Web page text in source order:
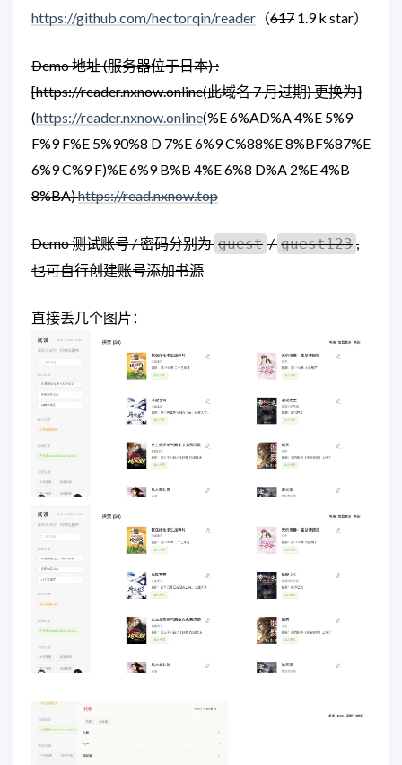
https://github.com/hectorqin/reader （617 1.9 k star）
Demo 地址 (服务器位于日本) :
[https://reader.nxnow.online(此域名 7 月过期) 更换为]
(https://reader.nxnow.online(%E 6%AD%A 4%E 5%9
F%9 F%E 5%90%8 D 7%E 6%9 C%88%E 8%BF%87%E
6%9 C%9 F)%E 6%9 B%B 4%E 6%8 D%A 2%E 4%B
8%BA)https://read.nxnow.top
Demo 测试账号 / 密码分别为 guest / guest123 ,
也可自行创建账号添加书源
直接丢几个图片：